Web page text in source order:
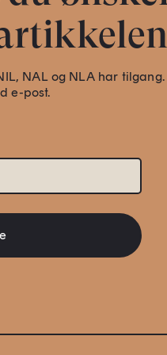
NAL og NLA har tilgang.
e-post.